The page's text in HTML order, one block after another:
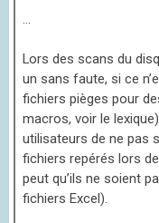
Lors des scans du
un sans faute, si ce
fichiers pièges pour
macros, voir le
utilisateurs de ne pas
fichiers repérés lors
peut qu’ils ne soient
fichiers Excel).